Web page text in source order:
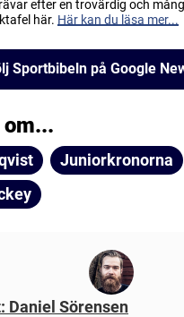
efter en trovärdig och
här. Här kan du läsa mer...
Sportbibeln på Google
Juniorkronorna
Daniel Sörensen